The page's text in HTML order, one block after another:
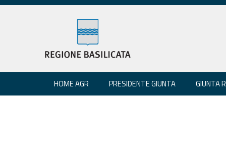
HOME AGR PRESIDENTE GIUNTA GIUNTA